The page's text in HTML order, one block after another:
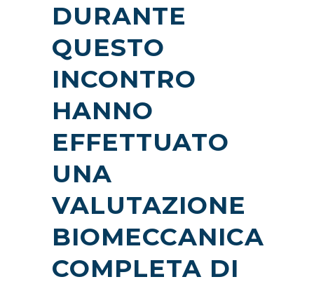
DURANTE
QUESTO
INCONTRO
HANNO
EFFETTUATO
UNA
VALUTAZIONE
BIOMECCANICA
COMPLETA DI